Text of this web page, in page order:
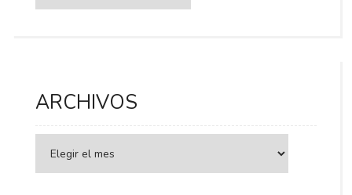
ARCHIVOS